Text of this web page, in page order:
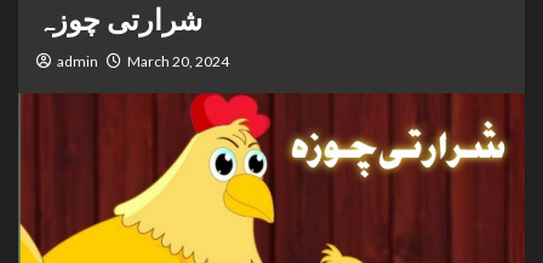
شرارتی چوزہ
admin March 20, 2024